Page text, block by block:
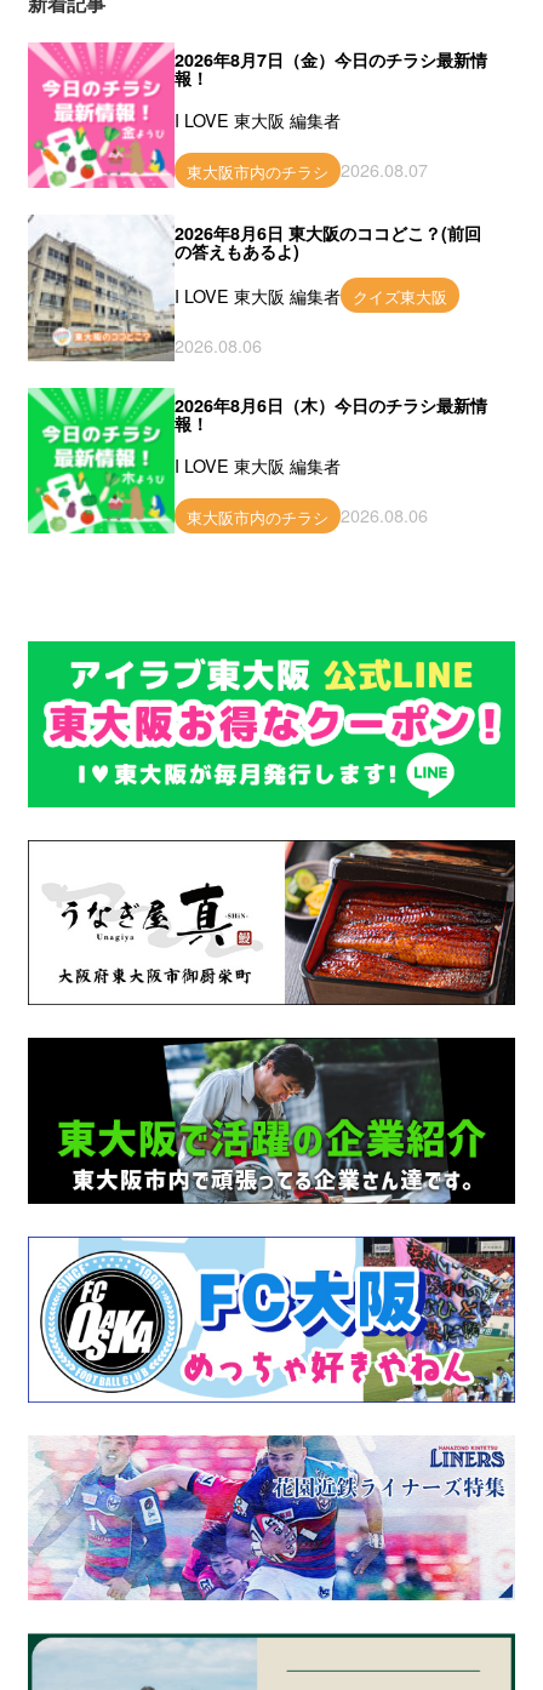
2026年8月7日（金）今日のチラシ最新情
報！
I LOVE 東大阪 編集者
東大阪市内のチラシ 2026.08.07
2026年8月6日 東大阪のココどこ？(前回
の答えもあるよ)
I LOVE 東大阪 編集者 クイズ東大阪
2026.08.06
2026年8月6日（木）今日のチラシ最新情
報！
I LOVE 東大阪 編集者
東大阪市内のチラシ 2026.08.06